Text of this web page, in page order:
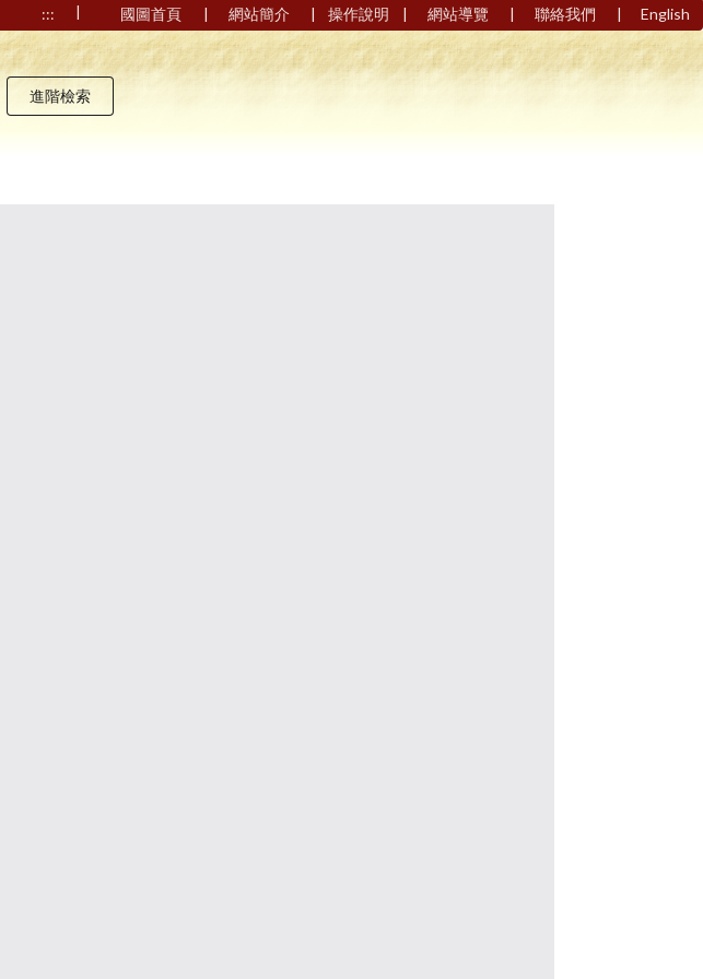
::: | 國圖首頁 | 網站簡介 | 操作說明 | 網站導覽 | 聯絡我們 | English
進階檢索